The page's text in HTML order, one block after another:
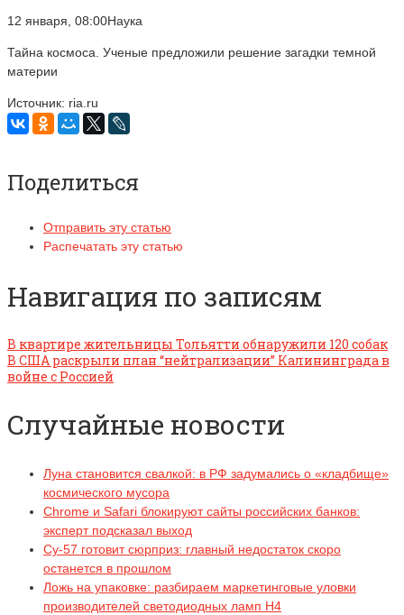
12 января, 08:00Наука
Тайна космоса. Ученые предложили решение загадки темной
материи
Источник: ria.ru
Поделиться
Отправить эту статью
Распечатать эту статью
Навигация по записям
В квартире жительницы Тольятти обнаружили 120 собак
В США раскрыли план “нейтрализации” Калининграда в
войне с Россией
Случайные новости
Луна становится свалкой: в РФ задумались о «кладбище»
космического мусора
Chrome и Safari блокируют сайты российских банков:
эксперт подсказал выход
Су-57 готовит сюрприз: главный недостаток скоро
останется в прошлом
Ложь на упаковке: разбираем маркетинговые уловки
производителей светодиодных ламп H4